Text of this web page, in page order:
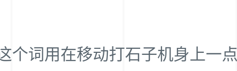
个词用在移动打石子机身上一